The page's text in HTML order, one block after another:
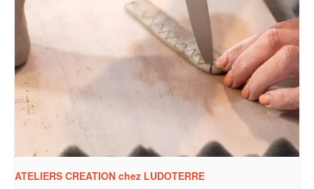
ATELIERS CREATION chez LUDOTERRE